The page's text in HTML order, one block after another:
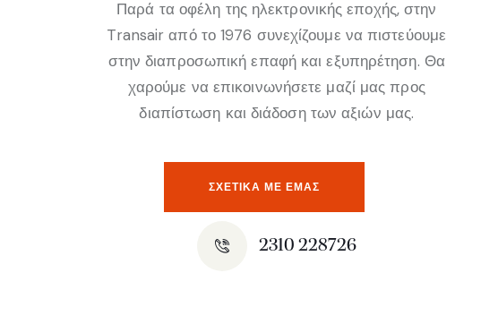
Παρά τα οφέλη της ηλεκτρονικής εποχής, στην
Transair από το 1976 συνεχίζουμε να πιστεύουμε
στην διαπροσωπική επαφή και εξυπηρέτηση. Θα
χαρούμε να επικοινωνήσετε μαζί μας προς
διαπίστωση και διάδοση των αξιών μας.
ΣΧΕΤΙΚΆ ΜΕ ΕΜΑΣ
2310 228726